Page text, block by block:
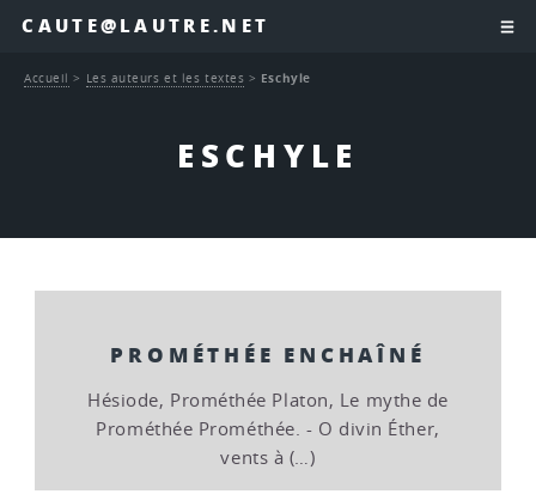
CAUTE@LAUTRE.NET
ESCHYLE
Accueil > Les auteurs et les textes > Eschyle
PROMÉTHÉE ENCHAÎNÉ
Hésiode, Prométhée Platon, Le mythe de
Prométhée Prométhée. - O divin Éther,
vents à (…)